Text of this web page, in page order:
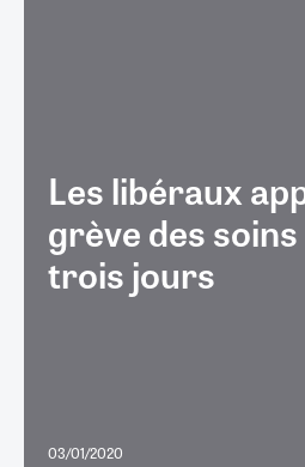
Les libéraux
grève des
trois jours
03/01/2020